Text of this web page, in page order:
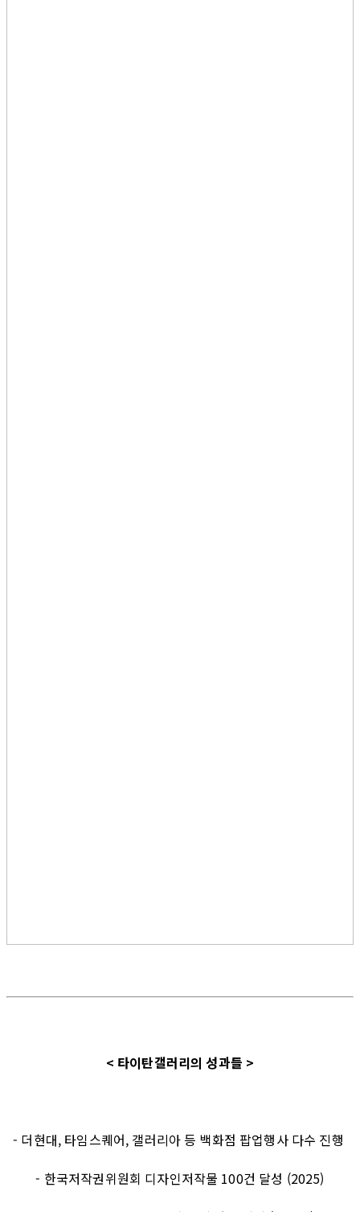
< 타이탄갤러리의 성과들 >
- 더현대, 타임스퀘어, 갤러리아 등 백화점 팝업행사 다수 진행
- 한국저작권위원회 디자인저작물 100건 달성 (2025)